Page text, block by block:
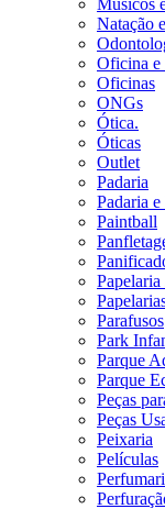
Músicos
Natação
Oficina e
Oficinas
ONGs
Ótica.
Óticas
Outlet
Padaria
Padaria
Paintball
Parafusos
Park
Parque
Parque
Peças
Peças
Peixaria
Películas